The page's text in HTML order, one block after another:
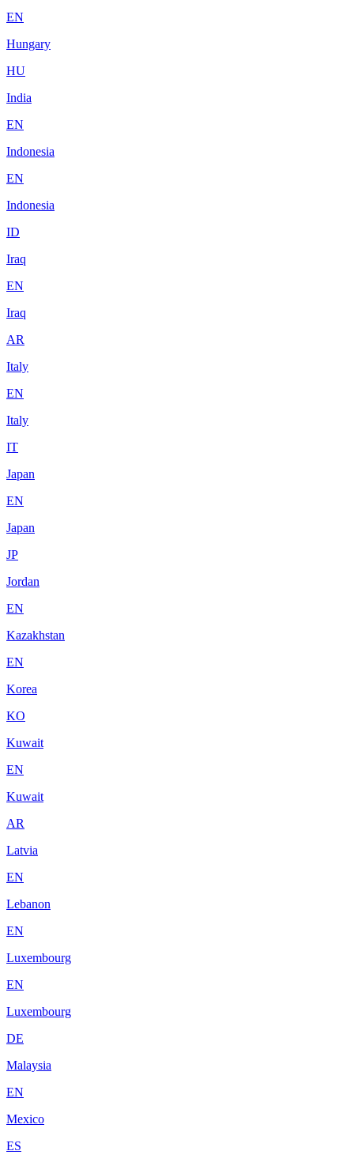
EN
Hungary
HU
India
EN
Indonesia
EN
Indonesia
ID
Iraq
EN
Iraq
AR
Italy
EN
Italy
IT
Japan
EN
Japan
JP
Jordan
EN
Kazakhstan
EN
Korea
KO
Kuwait
EN
Kuwait
AR
Latvia
EN
Lebanon
EN
Luxembourg
EN
Luxembourg
DE
Malaysia
EN
Mexico
ES